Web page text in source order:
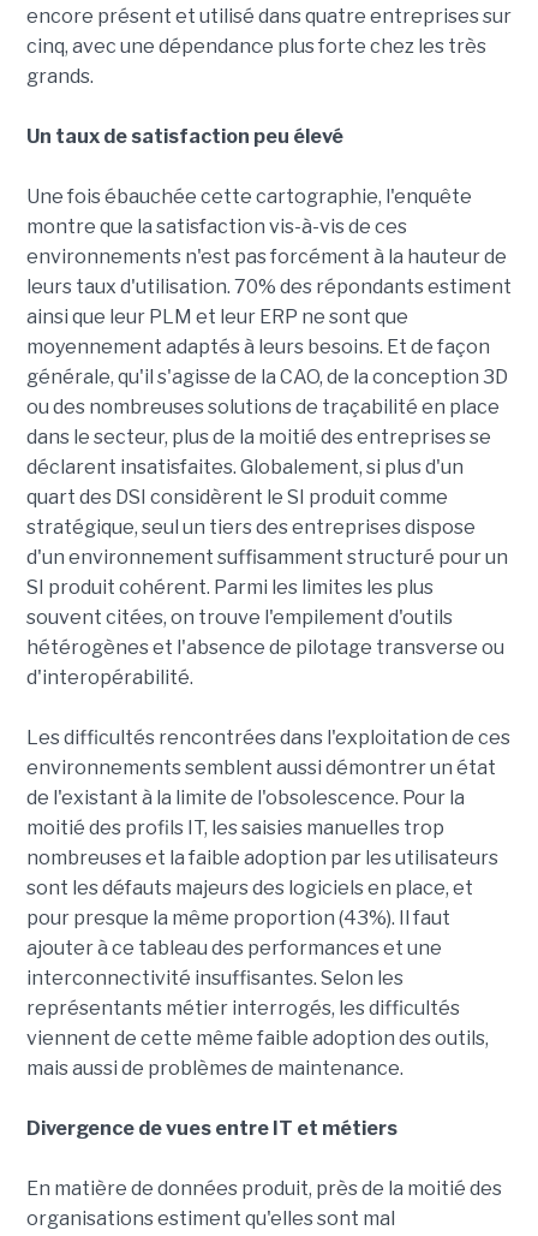
encore présent et utilisé dans quatre entreprises sur
cinq, avec une dépendance plus forte chez les très
grands.
Un taux de satisfaction peu élevé
Une fois ébauchée cette cartographie, l'enquête
montre que la satisfaction vis-à-vis de ces
environnements n'est pas forcément à la hauteur de
leurs taux d'utilisation. 70% des répondants estiment
ainsi que leur PLM et leur ERP ne sont que
moyennement adaptés à leurs besoins. Et de façon
générale, qu'il s'agisse de la CAO, de la conception 3D
ou des nombreuses solutions de traçabilité en place
dans le secteur, plus de la moitié des entreprises se
déclarent insatisfaites. Globalement, si plus d'un
quart des DSI considèrent le SI produit comme
stratégique, seul un tiers des entreprises dispose
d'un environnement suffisamment structuré pour un
SI produit cohérent. Parmi les limites les plus
souvent citées, on trouve l'empilement d'outils
hétérogènes et l'absence de pilotage transverse ou
d'interopérabilité.
Les difficultés rencontrées dans l'exploitation de ces
environnements semblent aussi démontrer un état
de l'existant à la limite de l'obsolescence. Pour la
moitié des profils IT, les saisies manuelles trop
nombreuses et la faible adoption par les utilisateurs
sont les défauts majeurs des logiciels en place, et
pour presque la même proportion (43%). Il faut
ajouter à ce tableau des performances et une
interconnectivité insuffisantes. Selon les
représentants métier interrogés, les difficultés
viennent de cette même faible adoption des outils,
mais aussi de problèmes de maintenance.
Divergence de vues entre IT et métiers
En matière de données produit, près de la moitié des
organisations estiment qu'elles sont mal